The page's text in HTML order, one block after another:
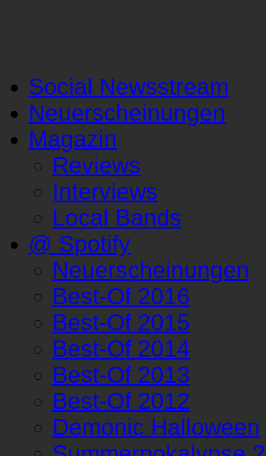
Social Newsstream
Neuerscheinungen
Magazin
Reviews
Interviews
Local Bands
@ Spotify
Neuerscheinungen
Best-Of 2016
Best-Of 2015
Best-Of 2014
Best-Of 2013
Best-Of 2012
Demonic Halloween